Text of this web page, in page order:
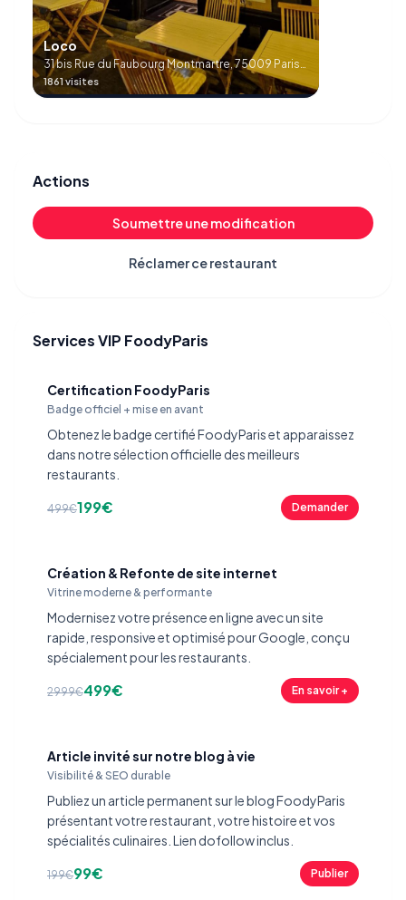
Loco
31 bis Rue du Faubourg Montmartre, 75009 Paris,
France
1861 visites
Actions
Soumettre une modification
Réclamer ce restaurant
Services VIP FoodyParis
Certification FoodyParis
Badge officiel + mise en avant
Obtenez le badge certifié FoodyParis et apparaissez
dans notre sélection officielle des meilleurs
restaurants.
499€199€ Demander
Création & Refonte de site internet
Vitrine moderne & performante
Modernisez votre présence en ligne avec un site
rapide, responsive et optimisé pour Google, conçu
spécialement pour les restaurants.
2999€499€ En savoir +
Article invité sur notre blog à vie
Visibilité & SEO durable
Publiez un article permanent sur le blog FoodyParis
présentant votre restaurant, votre histoire et vos
spécialités culinaires. Lien dofollow inclus.
199€99€ Publier